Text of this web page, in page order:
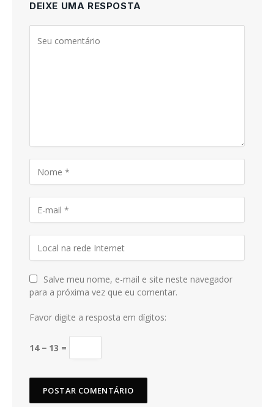
DEIXE UMA RESPOSTA
Salve meu nome, e-mail e site neste navegador
para a próxima vez que eu comentar.
Favor digite a resposta em dígitos:
14 − 13 =